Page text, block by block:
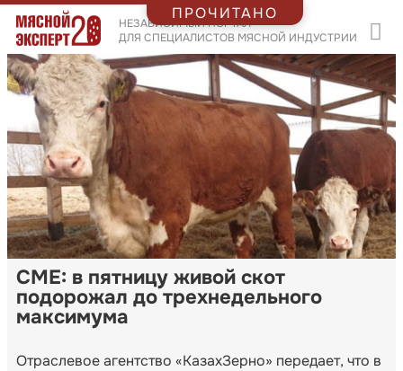
НЕЗАВИСИМЫЙ ПОРТАЛ
ДЛЯ СПЕЦИАЛИСТОВ МЯСНОЙ ИНДУСТРИИ
CME: в пятницу живой скот
подорожал до трехнедельного
максимума
Отраслевое агентство «КазахЗерно» передает, что в
ПРОЧИТАНО